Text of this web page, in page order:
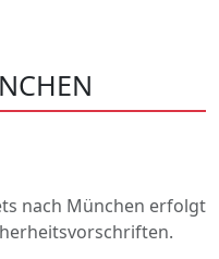
nach München erfolgt